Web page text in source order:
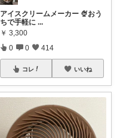
アイスクリームメーカー 🍨おう
ちで手軽に ...
￥ 3,300
0 0 414
コレ いいね